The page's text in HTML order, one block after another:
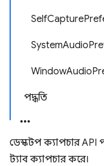
পদ্ধতি
ডেস্কটপ ক্যাপচার API
ট্যাব ক্যাপচার করে।